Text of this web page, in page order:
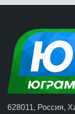
628011, Россия,